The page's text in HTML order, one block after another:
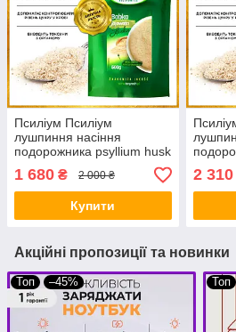
Псиліум Псиліум
лушпиння насіння
подорожника psyllium husk
2000 грам
1 680 ₴ 2 000 ₴
Купити
2500
2 310
Акційні пропозиції та новинки
Топ –45% Топ